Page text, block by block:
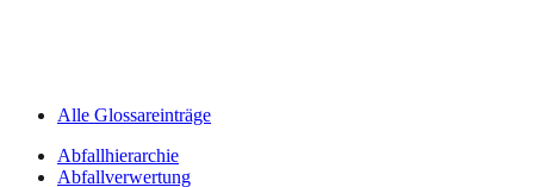
Alle Glossareinträge
Abfallhierarchie
Abfallverwertung